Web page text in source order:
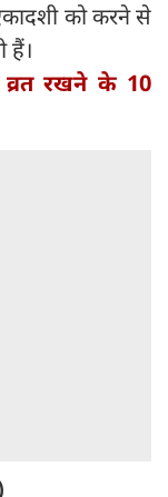
को करने से
हैं।
व्रत रखने के 10